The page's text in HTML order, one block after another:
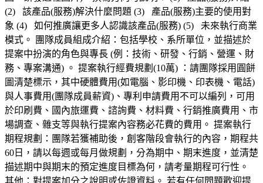
(2) 該產品(服務)解決什麼問題 (3) 產品(服務)主要的使用對
象 (4) 如何推廣讓更多人認識該產品(服務) (5) 未來執行商業
模式。 團隊成員組成介紹：包括學校、系所單位，並描述於
提案中扮演的角色與專長 (例：技術、研發、行銷、營運、財
務、專案溝通) 。 提案執行經費規劃(10萬) ：請團隊採用圓餅
圖清楚標示，其中硬體費用(如電腦、影印機、印表機、電話)
與人事費用(團隊成員薪資)、專利申請費用不可以編列，可用
於印刷費、國內旅運費、諮詢費、材料費、行銷推廣費用、市
場調查、雜支等與執行提案內容務必花費的費用。 提案執行
期程規劃：團隊若獲補助後，創客階段會執行的內容，期程共
60日，請以每週或每月做規劃，分為期中、期末進度，並清楚
描述期中與期末的預定進度目標為何，請考量期程可行性。